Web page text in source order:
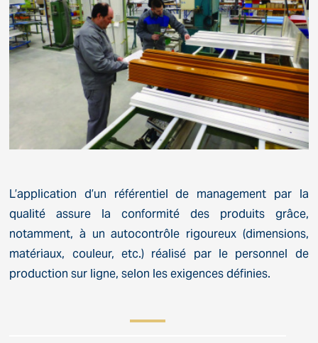
L’application d’un référentiel de management par la
qualité assure la conformité des produits grâce,
notamment, à un autocontrôle rigoureux (dimensions,
matériaux, couleur, etc.) réalisé par le personnel de
production sur ligne, selon les exigences définies.